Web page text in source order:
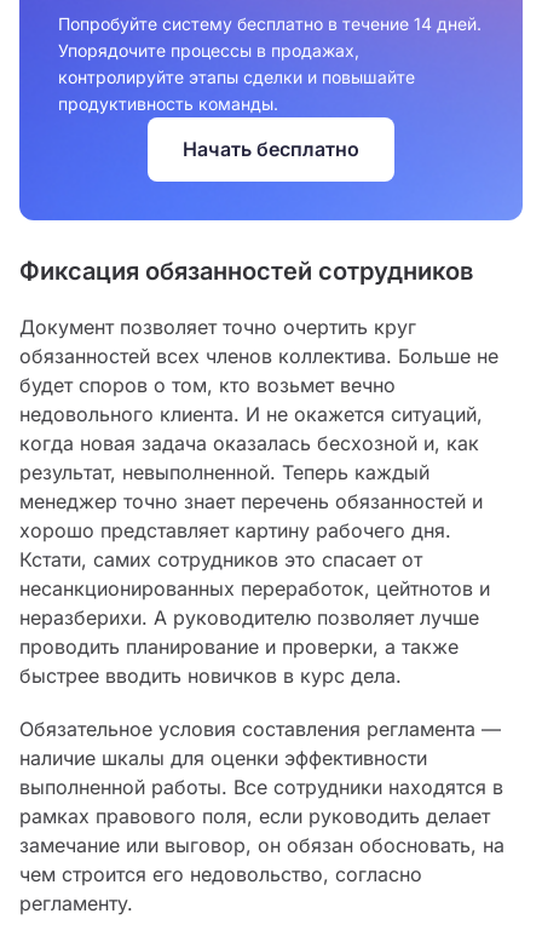
Попробуйте систему бесплатно в течение 14 дней.
Упорядочите процессы в продажах,
контролируйте этапы сделки и повышайте
продуктивность команды.
Начать бесплатно
Фиксация обязанностей сотрудников
Документ позволяет точно очертить круг
обязанностей всех членов коллектива. Больше не
будет споров о том, кто возьмет вечно
недовольного клиента. И не окажется ситуаций,
когда новая задача оказалась бесхозной и, как
результат, невыполненной. Теперь каждый
менеджер точно знает перечень обязанностей и
хорошо представляет картину рабочего дня.
Кстати, самих сотрудников это спасает от
несанкционированных переработок, цейтнотов и
неразберихи. А руководителю позволяет лучше
проводить планирование и проверки, а также
быстрее вводить новичков в курс дела.
Обязательное условия составления регламента —
наличие шкалы для оценки эффективности
выполненной работы. Все сотрудники находятся в
рамках правового поля, если руководить делает
замечание или выговор, он обязан обосновать, на
чем строится его недовольство, согласно
регламенту.